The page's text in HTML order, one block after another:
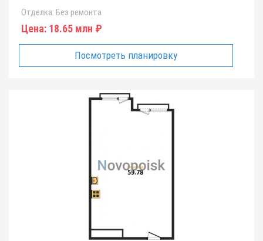
Отделка: Без ремонта
Цена: 18.65 млн ₽
Посмотреть планировку